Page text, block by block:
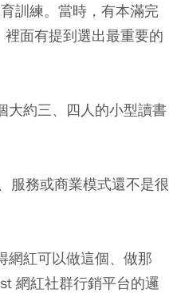
訓練。當時，有本滿完
裡面有提到選出最重要的
大約三、四人的小型讀書
服務或商業模式還不是很
網紅可以做這個、做那
網紅社群行銷平台的邏